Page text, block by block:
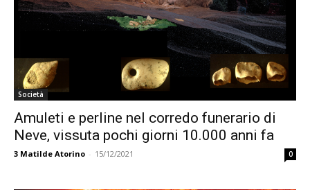
Società
Amuleti e perline nel corredo funerario di
Neve, vissuta pochi giorni 10.000 anni fa
3 Matilde Atorino - 15/12/2021 0